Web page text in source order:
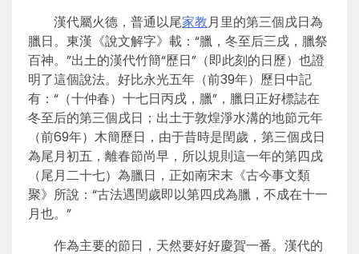
漢代屬火德，普通以尾家教月里的第三個戌日為
臘日。東漢《說文解字》載：“臘，冬至后三戌，臘祭
百神。”出土的漢代竹簡“歷日”（即此刻的日歷）也證
明了這個說法。好比永光五年（前39年）歷日中記
有：“（十仲春）十七日丙戌，臘”，臘日正好標誌在
冬至后的第三個戌日；出土于敦煌淨水溝的地節元年
（前69年）木簡歷日，由于昔時是閏歲，第三個戌日
為尾月初五，離春節尚早，所以規則這一年的第四戌
（尾月二十七）為臘日，正如南宋末《古今事文類
聚》所說：“古法遇閏歲即以第四戌為臘，不成在十一
月也。”
作為主要的節日，天然要好好慶賀一番。漢代的